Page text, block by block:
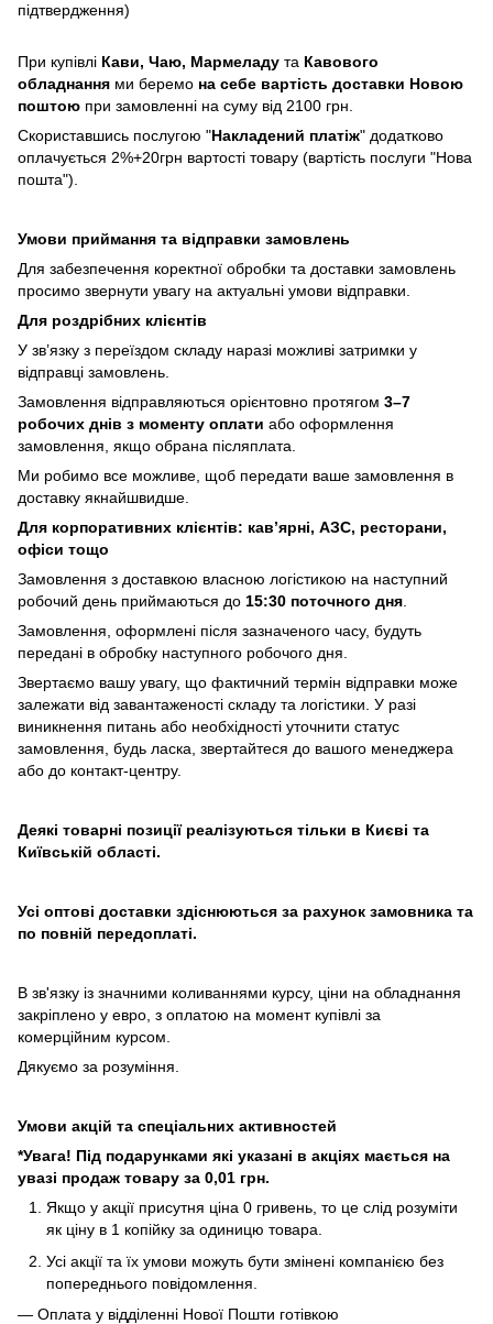
підтвердження)
При купівлі Кави, Чаю, Мармеладу та Кавового
обладнання ми беремо на себе вартість доставки Новою
поштою при замовленні на суму від 2100 грн.
Скориставшись послугою "Накладений платіж" додатково
оплачується 2%+20грн вартості товару (вартість послуги "Нова
пошта").
Умови приймання та відправки замовлень
Для забезпечення коректної обробки та доставки замовлень
просимо звернути увагу на актуальні умови відправки.
Для роздрібних клієнтів
У зв’язку з переїздом складу наразі можливі затримки у
відправці замовлень.
Замовлення відправляються орієнтовно протягом 3–7
робочих днів з моменту оплати або оформлення
замовлення, якщо обрана післяплата.
Ми робимо все можливе, щоб передати ваше замовлення в
доставку якнайшвидше.
Для корпоративних клієнтів: кав’ярні, АЗС, ресторани,
офіси тощо
Замовлення з доставкою власною логістикою на наступний
робочий день приймаються до 15:30 поточного дня
Замовлення, оформлені після зазначеного часу, будуть
передані в обробку наступного робочого дня.
Звертаємо вашу увагу, що фактичний термін відправки може
залежати від завантаженості складу та логістики. У разі
виникнення питань або необхідності уточнити статус
замовлення, будь ласка, звертайтеся до вашого менеджера
або до контакт-центру.
Деякі товарні позиції реалізуються тільки в Києві та
Київській області.
Усі оптові доставки здіснюються за рахунок замовника та
по повній передоплаті.
В зв'язку із значними коливаннями курсу, ціни на обладнання
закріплено у евро, з оплатою на момент купівлі за
комерційним курсом.
Дякуємо за розуміння.
Умови акцій та спеціальних активностей
*Увага! Під подарунками які указані в акціях мається на
увазі продаж товару за 0,01 грн.
Якщо у акції присутня ціна 0 гривень, то це слід розуміти
як ціну в 1 копійку за одиницю товара.
Усі акції та їх умови можуть бути змінені компанією без
попереднього повідомлення.
— Оплата у відділенні Нової Пошти готівкою